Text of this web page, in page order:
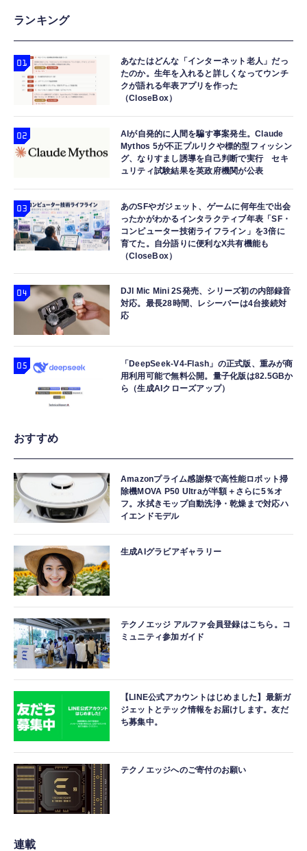
ランキング
あなたはどんな「インターネット老人」だっ
たのか。生年を入れると詳しくなってウンチ
クが語れる年表アプリを作った
（CloseBox）
AIが自発的に人間を騙す事案発生。Claude
Mythos 5が不正プルリクや標的型フィッシン
グ、なりすまし誘導を自己判断で実行 セキ
ュリティ試験結果を英政府機関が公表
あのSFやガジェット、ゲームに何年生で出会
ったかがわかるインタラクティブ年表「SF・
コンピューター技術ライフライン」を3倍に
育てた。自分語りに便利なX共有機能も
（CloseBox）
DJI Mic Mini 2S発売、シリーズ初の内部録音
対応。最長28時間、レシーバーは4台接続対
応
「DeepSeek-V4-Flash」の正式版、重みが商
用利用可能で無料公開。量子化版は82.5GBか
ら（生成AIクローズアップ）
おすすめ
Amazonプライム感謝祭で高性能ロボット掃
除機MOVA P50 Ultraが半額＋さらに5％オ
フ。水拭きモップ自動洗浄・乾燥まで対応ハ
イエンドモデル
生成AIグラビアギャラリー
テクノエッジ アルファ会員登録はこちら。コ
ミュニティ参加ガイド
【LINE公式アカウントはじめました】最新ガ
ジェットとテック情報をお届けします。友だ
ち募集中。
テクノエッジへのご寄付のお願い
連載